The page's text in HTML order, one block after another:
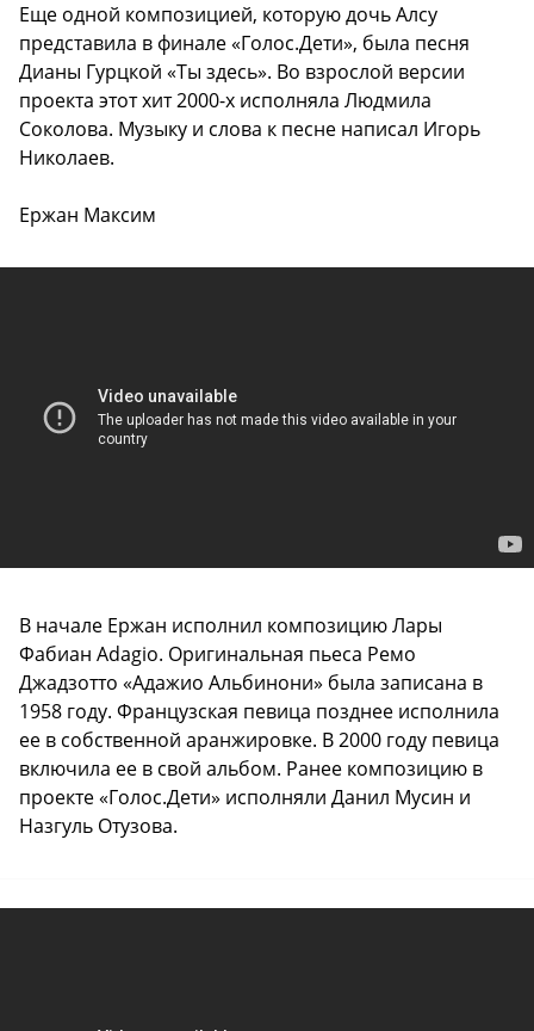
Еще одной композицией, которую дочь Алсу
представила в финале «Голос.Дети», была песня
Дианы Гурцкой «Ты здесь». Во взрослой версии
проекта этот хит 2000-х исполняла Людмила
Соколова. Музыку и слова к песне написал Игорь
Николаев.
Ержан Максим
В начале Ержан исполнил композицию Лары
Фабиан Adagio. Оригинальная пьеса Ремо
Джадзотто «Адажио Альбинони» была записана в
1958 году. Французская певица позднее исполнила
ее в собственной аранжировке. В 2000 году певица
включила ее в свой альбом. Ранее композицию в
проекте «Голос.Дети» исполняли Данил Мусин и
Назгуль Отузова.